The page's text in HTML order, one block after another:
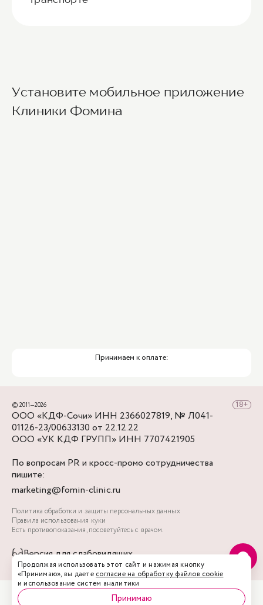
Из международного аэропорта Сочи до клиники
можно добраться на такси или
Установите мобильное приложение
Клиники Фомина
Принимаем к оплате:
© 2011—2026
ООО «КДФ-Сочи» ИНН 2366027819, № Л041-
01126-23/00633130 от 22.12.22
ООО «УК КДФ ГРУПП» ИНН 7707421905
По вопросам PR и кросс-промо сотрудничества
пишите:
marketing@fomin-clinic.ru
Политика обработки и защиты персональных данных
Правила использования куки
Есть противопоказания, посоветуйтесь с врачом.
Версия для слабовидящих
Продолжая использовать этот сайт и нажимая кнопку
«Принимаю», вы даете согласие на обработку файлов cookie
и использование систем аналитики
Принимаю